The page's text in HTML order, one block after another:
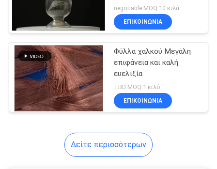
Ίνα τιτανίου
αισθητή
Filamento Continuo
αντιστατική επικάλυψη
χρώματος
negotiable MOQ:10 κιλά
ΕΠΙΚΟΙΝΩΝΙΑ
Φύλλα χαλκού Μεγάλη
επιφάνεια και καλή
ευελιξία
TBD MOQ:1 κιλό
ΕΠΙΚΟΙΝΩΝΙΑ
Δείτε περισσότερων